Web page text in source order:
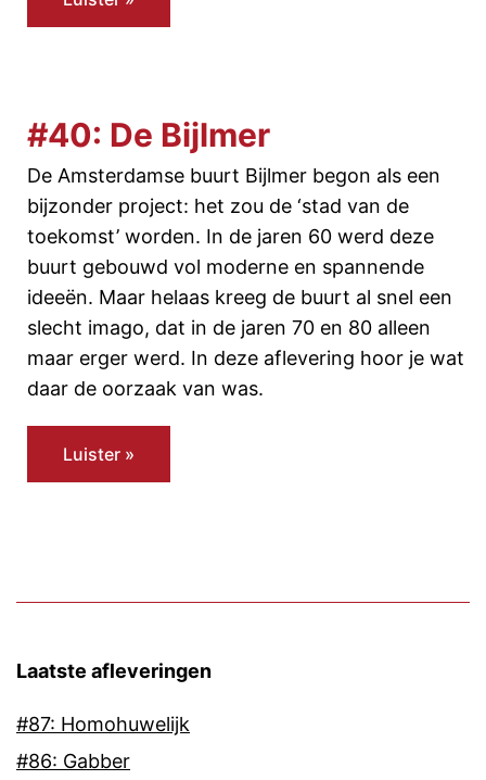
#40: De Bijlmer
De Amsterdamse buurt Bijlmer begon als een
bijzonder project: het zou de ‘stad van de
toekomst’ worden. In de jaren 60 werd deze
buurt gebouwd vol moderne en spannende
ideeën. Maar helaas kreeg de buurt al snel een
slecht imago, dat in de jaren 70 en 80 alleen
maar erger werd. In deze aflevering hoor je wat
daar de oorzaak van was.
Luister »
Laatste afleveringen
#87: Homohuwelijk
#86: Gabber